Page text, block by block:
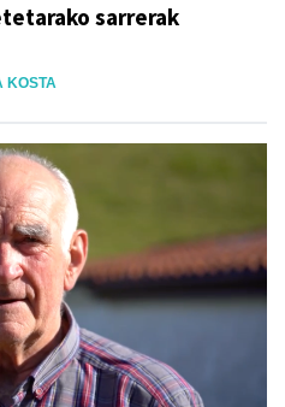
sarrerak
KOSTA